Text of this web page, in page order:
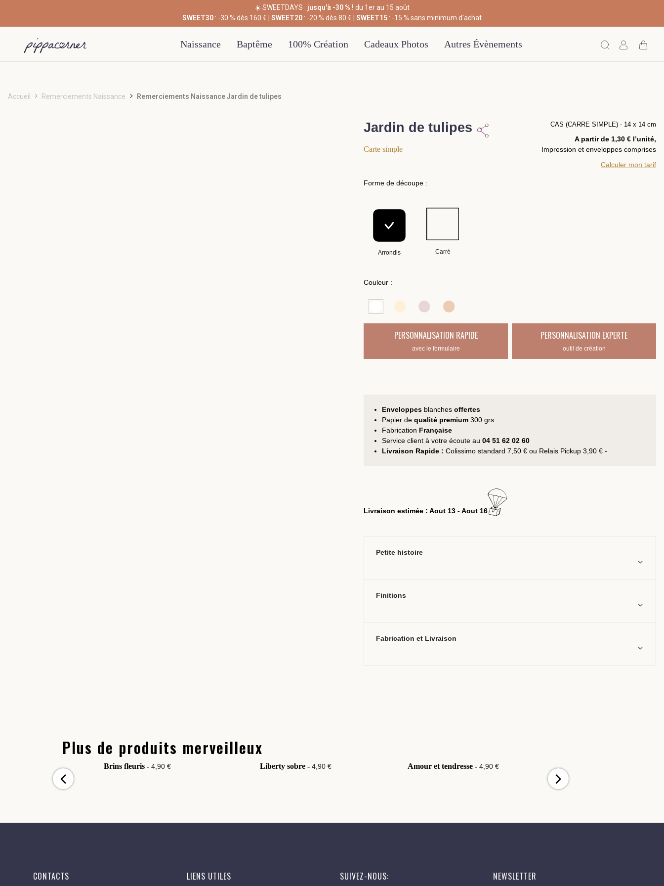
☀️ SWEETDAYS : jusqu'à -30 % ! du 1er au 15 août
SWEET30 : -30 % dès 160 € | SWEET20 : -20 % dès 80 € | SWEET15 : -15 % sans minimum d'achat
Naissance Baptême 100% Création Cadeaux Photos Autres Évènements
Accueil Remerciements Naissance Remerciements Naissance Jardin de tulipes
Jardin de tulipes
Carte simple
CAS (CARRE SIMPLE) - 14 x 14 cm
A partir de 1,30 € l’unité,
Impression et enveloppes comprises
Calculer mon tarif
Forme de découpe :
Arrondis Carré
Couleur :
PERSONNALISATION RAPIDE
avec le formulaire
PERSONNALISATION EXPERTE
outil de création
Enveloppes blanches offertes
Papier de qualité premium 300 grs
Fabrication Française
Service client à votre écoute au 04 51 62 02 60
Livraison Rapide : Colissimo standard 7,50 € ou Relais Pickup 3,90 € -
Livraison estimée : Aout 13 - Aout 16
Petite histoire
Finitions
Fabrication et Livraison
Plus de produits merveilleux
Brins fleuris - 4,90 € Liberty sobre - 4,90 € Amour et tendresse -4,90 €
CONTACTS LIENS UTILES SUIVEZ-NOUS: NEWSLETTER